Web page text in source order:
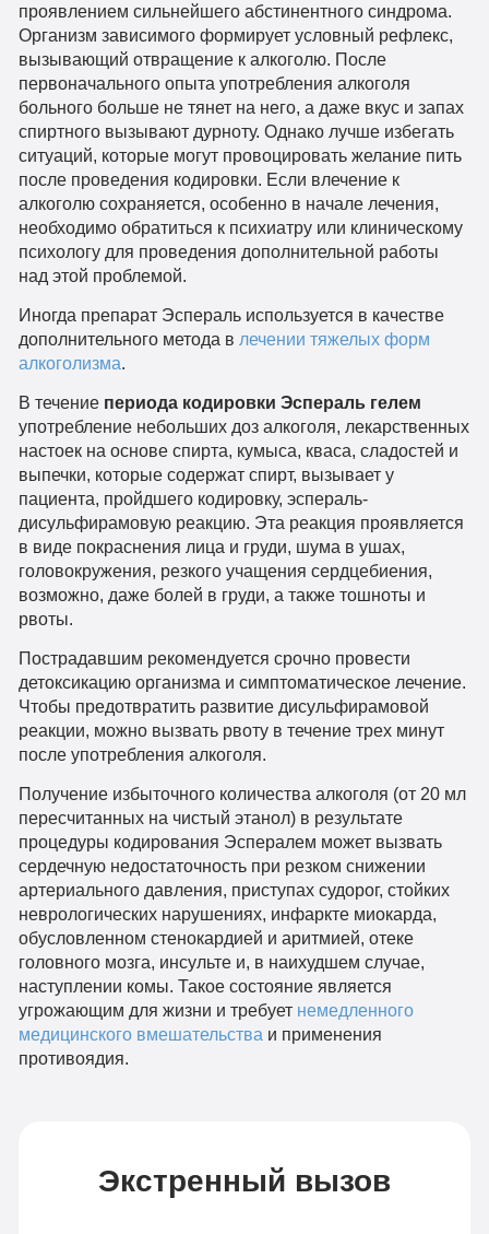
проявлением сильнейшего абстинентного синдрома.
Организм зависимого формирует условный рефлекс,
вызывающий отвращение к алкоголю. После
первоначального опыта употребления алкоголя
больного больше не тянет на него, а даже вкус и запах
спиртного вызывают дурноту. Однако лучше избегать
ситуаций, которые могут провоцировать желание пить
после проведения кодировки. Если влечение к
алкоголю сохраняется, особенно в начале лечения,
необходимо обратиться к психиатру или клиническому
психологу для проведения дополнительной работы
над этой проблемой.
Иногда препарат Эспераль используется в качестве
дополнительного метода в лечении тяжелых форм
алкоголизма.
В течение периода кодировки Эспераль гелем
употребление небольших доз алкоголя, лекарственных
настоек на основе спирта, кумыса, кваса, сладостей и
выпечки, которые содержат спирт, вызывает у
пациента, пройдшего кодировку, эспераль-
дисульфирамовую реакцию. Эта реакция проявляется
в виде покраснения лица и груди, шума в ушах,
головокружения, резкого учащения сердцебиения,
возможно, даже болей в груди, а также тошноты и
рвоты.
Пострадавшим рекомендуется срочно провести
детоксикацию организма и симптоматическое лечение.
Чтобы предотвратить развитие дисульфирамовой
реакции, можно вызвать рвоту в течение трех минут
после употребления алкоголя.
Получение избыточного количества алкоголя (от 20 мл
пересчитанных на чистый этанол) в результате
процедуры кодирования Эспералем может вызвать
сердечную недостаточность при резком снижении
артериального давления, приступах судорог, стойких
неврологических нарушениях, инфаркте миокарда,
обусловленном стенокардией и аритмией, отеке
головного мозга, инсульте и, в наихудшем случае,
наступлении комы. Такое состояние является
угрожающим для жизни и требует немедленного
медицинского вмешательства и применения
противоядия.
Экстренный вызов